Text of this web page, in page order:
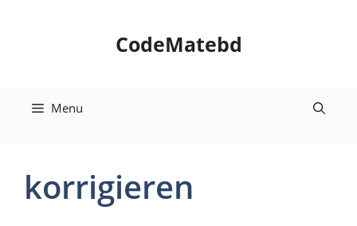
CodeMatebd
Menu
korrigieren